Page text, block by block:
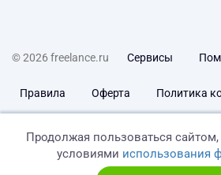
© 2026 freelance.ru Сервисы
Правила Оферта Политика
Продолжая пользоваться
условиями использования